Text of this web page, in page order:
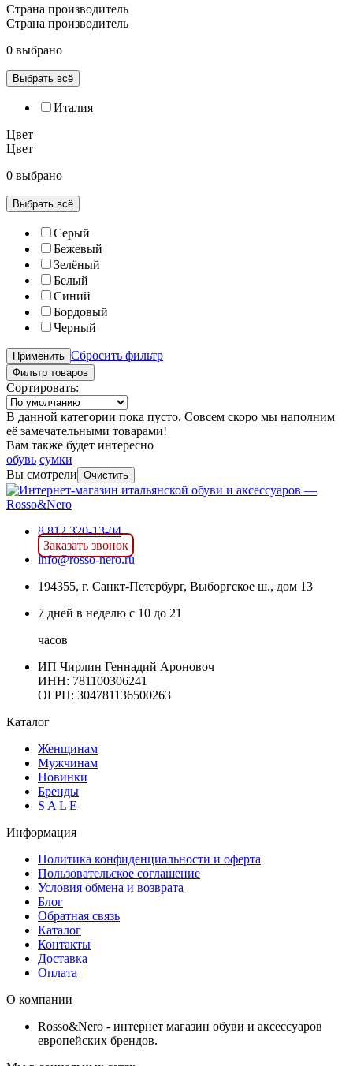
Страна производитель
Страна производитель
0 выбрано
Выбрать всё
Италия
Цвет
Цвет
0 выбрано
Выбрать всё
Серый
Бежевый
Зелёный
Белый
Синий
Бордовый
Черный
Применить Сбросить фильтр
Фильтр товаров
Сортировать:
В данной категории пока пусто. Совсем скоро мы наполним
её замечательными товарами!
Вам также будет интересно
обувь cумки
Вы смотрели Очистить
8 812 320-13-04
Заказать звонок
info@rosso-nero.ru
194355, г. Санкт-Петербург, Выборгское ш., дом 13
7 дней в неделю с 10 до 21
часов
ИП Чирлин Геннадий Ароновоч
ИНН: 781100306241
ОГРН: 304781136500263
Каталог
Женщинам
Мужчинам
Новинки
Бренды
S A L E
Информация
Политика конфиденциальности и оферта
Пользовательское соглашение
Условия обмена и возврата
Блог
Обратная связь
Каталог
Контакты
Доставка
Оплата
О компании
Rosso&Nero - интернет магазин обуви и аксессуаров
европейских брендов.